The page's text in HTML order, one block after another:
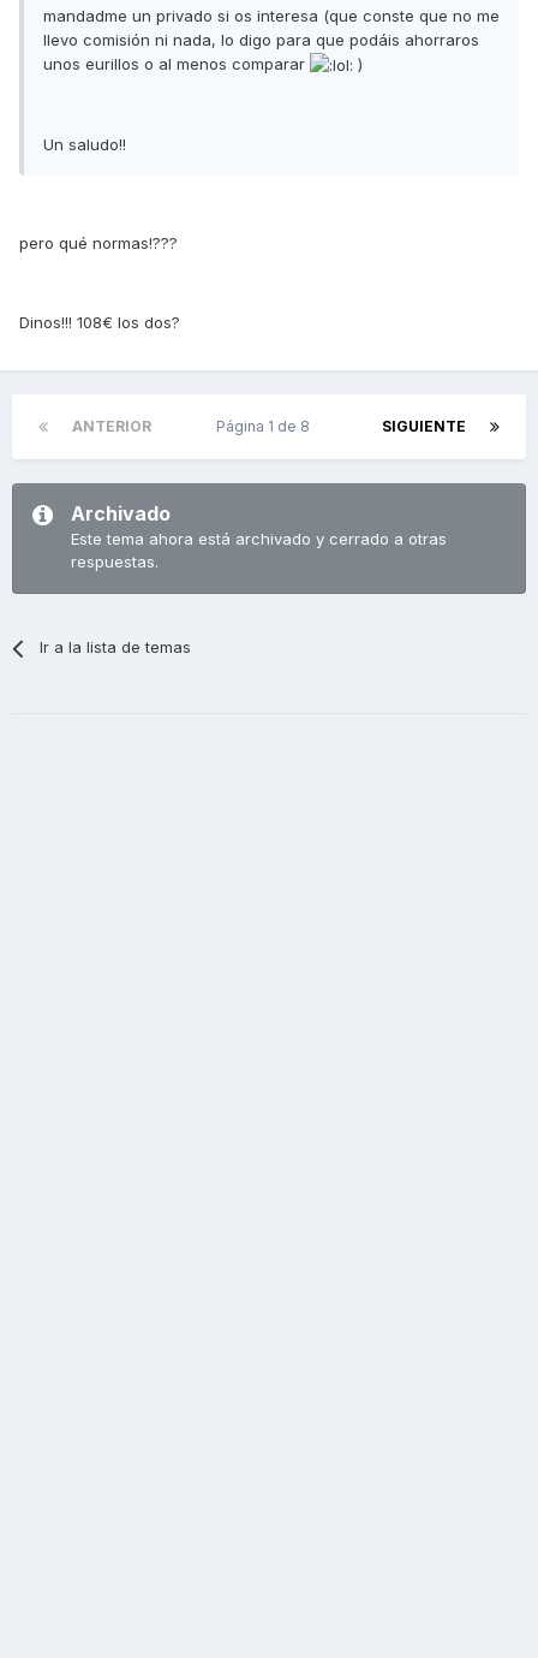
mandadme un privado si os interesa (que conste que no me
llevo comisión ni nada, lo digo para que podáis ahorraros
unos eurillos o al menos comparar
)
Un saludo!!
pero qué normas!???
Dinos!!! 108€ los dos?
ANTERIOR SIGUIENTE
Página 1 de 8
Archivado
Este tema ahora está archivado y cerrado a otras
respuestas.
Ir a la lista de temas